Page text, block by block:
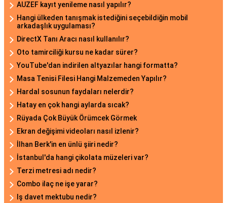
AUZEF kayıt yenileme nasıl yapılır?
Hangi ülkeden tanışmak istediğini seçebildiğin mobil
arkadaşlık uygulaması?
DirectX Tanı Aracı nasıl kullanılır?
Oto tamirciliği kursu ne kadar sürer?
YouTube'dan indirilen altyazılar hangi formatta?
Masa Tenisi Filesi Hangi Malzemeden Yapılır?
Hardal sosunun faydaları nelerdir?
Hatay en çok hangi aylarda sıcak?
Rüyada Çok Büyük Örümcek Görmek
Ekran değişimi videoları nasıl izlenir?
İlhan Berk'in en ünlü şiiri nedir?
İstanbul'da hangi çikolata müzeleri var?
Terzi metresi adı nedir?
Combo ilaç ne işe yarar?
Iş davet mektubu nedir?